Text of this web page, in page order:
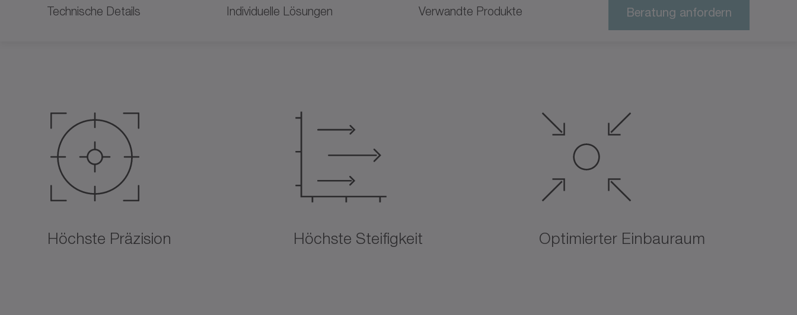
Technische Details Individuelle Lösungen Verwandte Produkte Beratung anfordern
Höchste Präzision Höchste Steifigkeit Optimierter Einbauraum